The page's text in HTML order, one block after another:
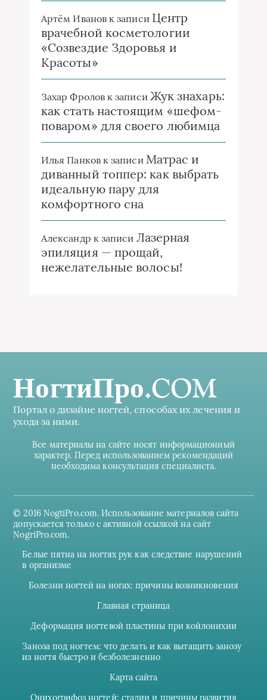
Артём Ивановк записи Центр
врачебной косметологии
«Созвездие Здоровья и
Красоты»
Захар Фроловк записи Жук знахарь:
как стать настоящим «шефом-
поваром» для своего любимца
Илья Панковк записи Матрас и
диванный топпер: как выбрать
идеальную пару для
комфортного сна
Александр к записи Лазерная
эпиляция — прощай,
нежелательные волосы!
НогтиПро.COM
Портал о дизайне ногтей, способах их лечения и
ухода за ними.
Все материалы на сайте носят информационный
характер. Перед использованием рекомендаций
необходима консультация специалиста.
© 2016 NogtiPro.com. Использование материалов сайта
допускается только с активной ссылкой на сайт
NogriPro.com.
Белые пятна на ногтях рук как следствие нарушений
в организме
Болезни ногтей на ногах: причины возникновения
Главная страница
Деформация ногтевой пластины при койлонихии
Заноза под ногтем: что делать и как вытащить занозу
из ногтя быстро и безболезненно
Карта сайта